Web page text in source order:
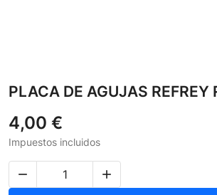
PLACA DE AGUJAS REFREY
4,00 €
Impuestos incluidos

